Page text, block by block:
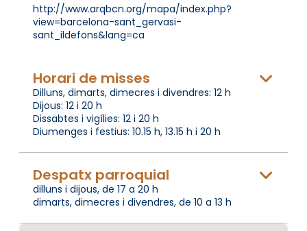
http://www.arqbcn.org/mapa/index.php?
view=barcelona-sant_gervasi-
sant_ildefons&lang=ca
Horari de misses
Dilluns, dimarts, dimecres i divendres: 12 h
Dijous: 12 i 20 h
Dissabtes i vigílies: 12 i 20 h
Diumenges i festius: 10.15 h, 13.15 h i 20 h
Despatx parroquial
dilluns i dijous, de 17 a 20 h
dimarts, dimecres i divendres, de 10 a 13 h